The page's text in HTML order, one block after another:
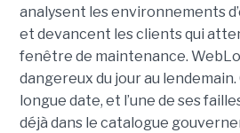
analysent les environnements
et devancent les clients qui
fenêtre de maintenance.
dangereux du jour au lendemain.
longue date, et l’une de ses
déjà dans le catalogue